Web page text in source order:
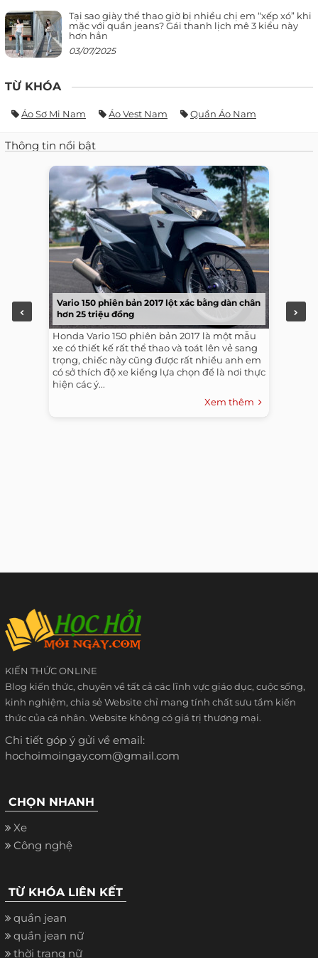
Tại sao giày thể thao giờ bị nhiều chị em “xếp xó” khi
mặc với quần jeans? Gái thanh lịch mê 3 kiểu này
hơn hẳn
03/07/2025
TỪ KHÓA
Áo Sơ Mi Nam Áo Vest Nam Quần Áo Nam
Thông tin nổi bật
Vario 150 phiên bản 2017 lột xác bằng dàn chân
hơn 25 triệu đồng
Honda Vario 150 phiên bản 2017 là một mẫu
xe có thiết kế rất thể thao và toát lên vẻ sang
trọng, chiếc này cũng được rất nhiều anh em
có sở thích độ xe kiểng lựa chọn để là nơi thực
hiện các ý...
Xem thêm
KIẾN THỨC ONLINE
Blog kiến thức, chuyên về tất cả các lĩnh vực giáo dục, cuộc sống,
kinh nghiệm, chia sẻ Website chỉ mang tính chất sưu tầm kiến
thức của cá nhân. Website không có giá trị thương mại.
Chi tiết góp ý gửi về email:
hochoimoingay.com@gmail.com
CHỌN NHANH
Xe
Công nghệ
TỪ KHÓA LIÊN KẾT
quần jean
quần jean nữ
thời trang nữ